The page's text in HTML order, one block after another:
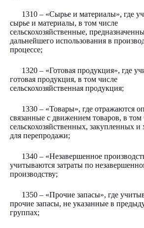
1310 – «Сырье и материалы», где
сырье и материалы, в том числе
сельскохозяйственные,
дальнейшего использования в
процессе;
1320 – «Готовая продукция», где
готовая продукция, в том числе
сельскохозяйственная продукция;
1330 – «Товары», где отражаются
связанные с движением товаров, в том
сельскохозяйственных, закупленных и
для перепродажи;
1340 – «Незавершенное
учитываются затраты по
производству;
1350 – «Прочие запасы», где
прочие запасы, не указанные в
группах;